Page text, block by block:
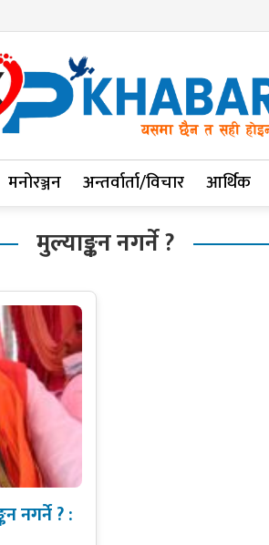
मनोरञ्जन अन्तर्वार्ता/विचार आर्थिक
मुल्याङ्कन नगर्ने ?
नगर्ने ? :